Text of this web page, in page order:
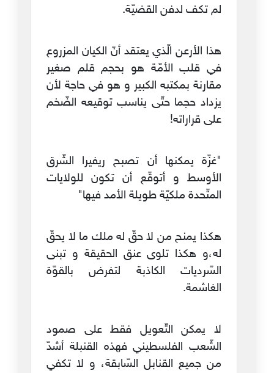
لم تكف لدفن القضيّة.
هذا الأرعن الّذي يعتقد أنّ الكيان المزروع
في قلب الأمّة هو بحجم قلم صغير
مقارنة بمكتبه الكبير و هو في حاجة لأن
يزداد حجما حتّى يناسب توقيعه الضّخم
على قراراته!
"غزّة يمكنها أن تصبح ريفيرا الشّرق
الأوسط و أتوقّع أن تكون للولايات
المتّحدة ملكيّة طويلة الأمد فيها"
هكذا يمنح من لا حقّ له ملك ما لا يحقّ
له،و هكذا تلوى عنق الحقيقة و تبنى
السّرديات الكاذبة لتفرض بالقوّة
الغاشمة.
لا يمكن التّعويل فقط على صمود
الشّعب الفلسطيني فهذه القنبلة أشدّ
من جميع القنابل السّابقة، و لا تكفي